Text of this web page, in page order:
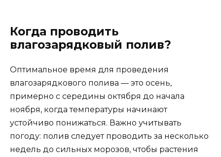
Когда проводить
влагозарядковый полив?
Оптимальное время для проведения
влагозарядкового полива — это осень,
примерно с середины октября до начала
ноября, когда температуры начинают
устойчиво понижаться. Важно учитывать
погоду: полив следует проводить за несколько
недель до сильных морозов, чтобы растения